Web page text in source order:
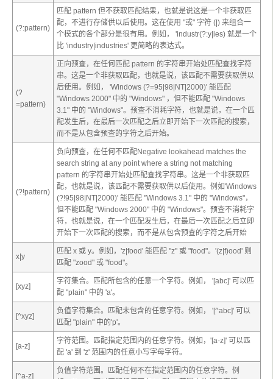
(?:pattern)
匹配 pattern 但不获取匹配结果，也就是说这是一个非获取匹
配，不进行存储供以后使用。这在使用 "或" 字符 (|) 来组合一
个模式的各个部分是很有用。例如， 'industr(?:y|ies) 就是一个
比 'industry|industries' 更简略的表达式。
(?
=pattern)
正向预查，在任何匹配 pattern 的字符串开始处匹配查找字符
串。这是一个非获取匹配，也就是说，该匹配不需要获取供以
后使用。例如， 'Windows (?=95|98|NT|2000)' 能匹配
"Windows 2000" 中的 "Windows" ，但不能匹配 "Windows
3.1" 中的 "Windows"。预查不消耗字符，也就是说，在一个匹
配发生后，在最后一次匹配之后立即开始下一次匹配的搜索，
而不是从包含预查的字符之后开始。
(?!pattern)
负向预查，在任何不匹配Negative lookahead matches the
search string at any point where a string not matching
pattern 的字符串开始处匹配查找字符串。这是一个非获取匹
配，也就是说，该匹配不需要获取供以后使用。例如'Windows
(?!95|98|NT|2000)' 能匹配 "Windows 3.1" 中的 "Windows"，
但不能匹配 "Windows 2000" 中的 "Windows"。预查不消耗字
符，也就是说，在一个匹配发生后，在最后一次匹配之后立即
开始下一次匹配的搜索，而不是从包含预查的字符之后开始
x|y
匹配 x 或 y。例如，'z|food' 能匹配 "z" 或 "food"。'(z|f)ood' 则
匹配 "zood" 或 "food"。
[xyz]
字符集合。匹配所包含的任意一个字符。例如， '[abc]' 可以匹
配 "plain" 中的 'a'。
[^xyz]
负值字符集合。匹配未包含的任意字符。例如， '[^abc]' 可以
匹配 "plain" 中的'p'。
[a-z]
字符范围。匹配指定范围内的任意字符。例如，'[a-z]' 可以匹
配 'a' 到 'z' 范围内的任意小写字母字符。
[^a-z]
负值字符范围。匹配任何不在指定范围内的任意字符。例